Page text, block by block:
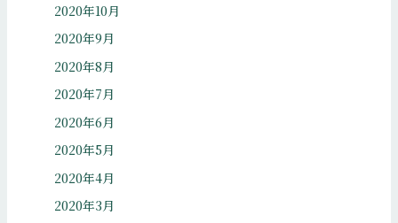
2020年10月
2020年9月
2020年8月
2020年7月
2020年6月
2020年5月
2020年4月
2020年3月